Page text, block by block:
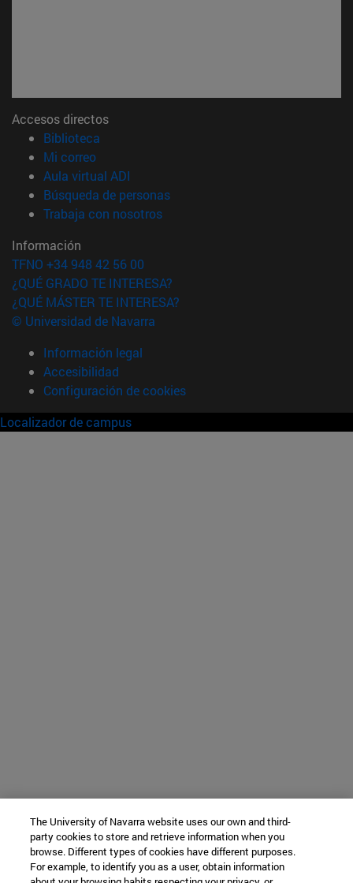
Accesos directos
Biblioteca
Mi correo(abre en nueva ventana)
Aula virtual ADI
Búsqueda de personas(abre en nueva ventana)
Trabaja con nosotros(abre en nueva ventana)
Información
TFNO +34 948 42 56 00
¿QUÉ GRADO TE INTERESA?
¿QUÉ MÁSTER TE INTERESA?
© Universidad de Navarra
Información legal
Accesibilidad
Configuración de cookies
Localizador de campus
The University of Navarra website uses our own and third-
party cookies to store and retrieve information when you
browse. Different types of cookies have different purposes.
For example, to identify you as a user, obtain information